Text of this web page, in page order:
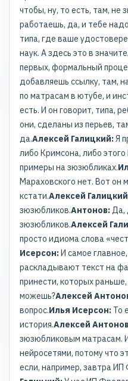
чтобы, ну, то есть, там, не
работаешь, да, и тебе
типа, где ваше
наук. А здесь это в
первых, формальный
добавляешь ссылку, там,
по матрасам в ютубе, и
есть. И он говорит, типа,
они, сделаны из перьев,
да.Алексей Галицкий:Я
либо Кримсона, либо
примеры на зюзюбликах.
Мараховского нет. Вот он
кстати.Алексей
зюзюбликов.Антонов:Да,
зюзюбликов.Алексей
просто идиома слова
Исерсон:И самое
раскладывают текст на
принести, которых
можешь?Алексей
вопрос.Илья Исерсон: То
история.Алексей
зюзюбликовым матрасам.
нейросетями, потому что
если, например, завтра